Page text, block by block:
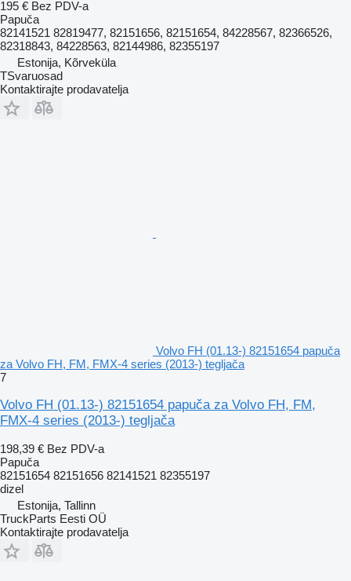
195 € Bez PDV-a
Papuča
82141521 82819477, 82151656, 82151654, 84228567, 82366526,
82318843, 84228563, 82144986, 82355197
Estonija, Kõrveküla
TSvaruosad
Kontaktirajte prodavatelja
Volvo FH (01.13-) 82151654 papuča
za Volvo FH, FM, FMX-4 series (2013-) tegljača
7
Volvo FH (01.13-) 82151654 papuča za Volvo FH, FM,
FMX-4 series (2013-) tegljača
198,39 € Bez PDV-a
Papuča
82151654 82151656 82141521 82355197
dizel
Estonija, Tallinn
TruckParts Eesti OÜ
Kontaktirajte prodavatelja